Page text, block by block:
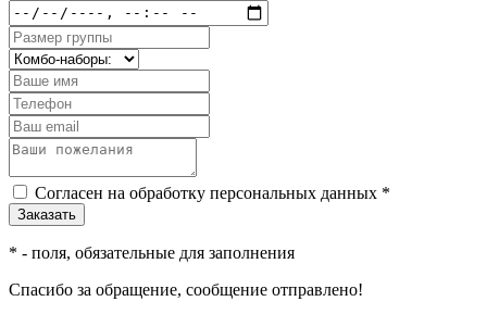
Согласен на обработку персональных данных *
* - поля, обязательные для заполнения
Спасибо за обращение, сообщение отправлено!